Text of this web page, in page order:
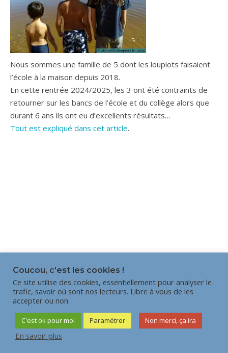
Nous sommes une famille de 5 dont les loupiots faisaient
l’école à la maison depuis 2018.
En cette rentrée 2024/2025, les 3 ont été contraints de
retourner sur les bancs de l’école et du collège alors que
durant 6 ans ils ont eu d’excellents résultats…
Tout est expliqué dans cet article.
Coucou, c'est les cookies !
Ce site utilise des cookies, essentiellement pour analyser le
trafic, savoir où sont nos lecteurs. Libre à vous de les
accepter ou non.
C'est ok pour moi Paramétrer Non merci, ça ira
En savoir plus